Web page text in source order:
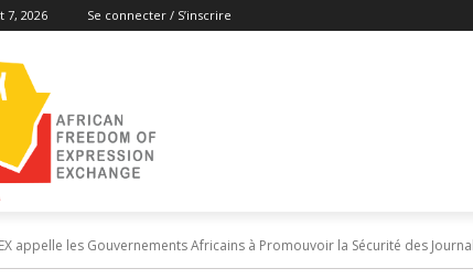
7, 2026 Se connecter / S’inscrire
appelle les Gouvernements Africains à Promouvoir la Sécurité des